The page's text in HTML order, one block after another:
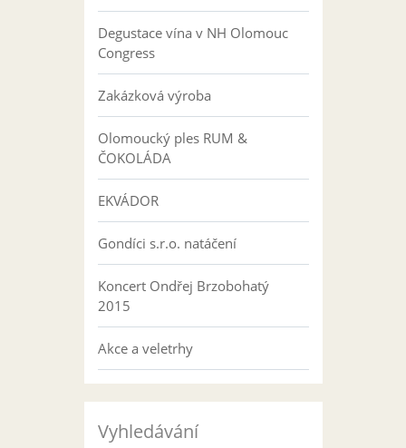
Degustace vína v NH Olomouc
Congress
Zakázková výroba
Olomoucký ples RUM &
ČOKOLÁDA
EKVÁDOR
Gondíci s.r.o. natáčení
Koncert Ondřej Brzobohatý
2015
Akce a veletrhy
Vyhledávání